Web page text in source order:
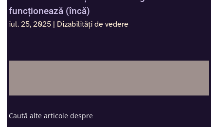
funcționează (încă)
iul. 25, 2025 | Dizabilități de vedere
Caută alte articole despre